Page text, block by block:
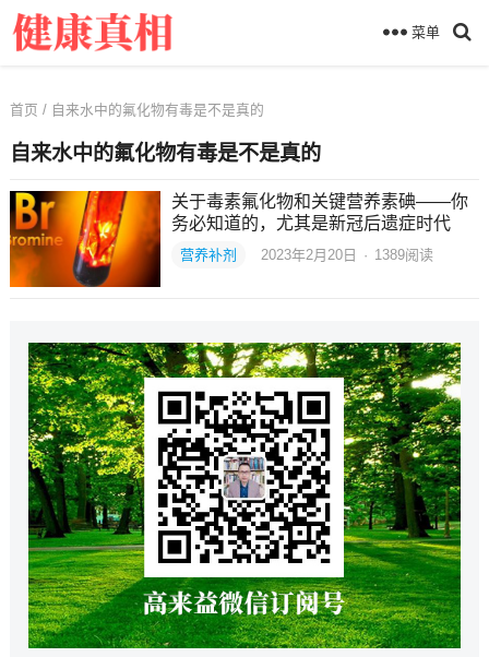
菜单
首页 / 自来水中的氟化物有毒是不是真的
自来水中的氟化物有毒是不是真的
关于毒素氟化物和关键营养素碘——你
务必知道的，尤其是新冠后遗症时代
营养补剂 2023年2月20日 · 1389阅读